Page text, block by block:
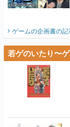
ゲームの企画書の
若ゲのいたり〜